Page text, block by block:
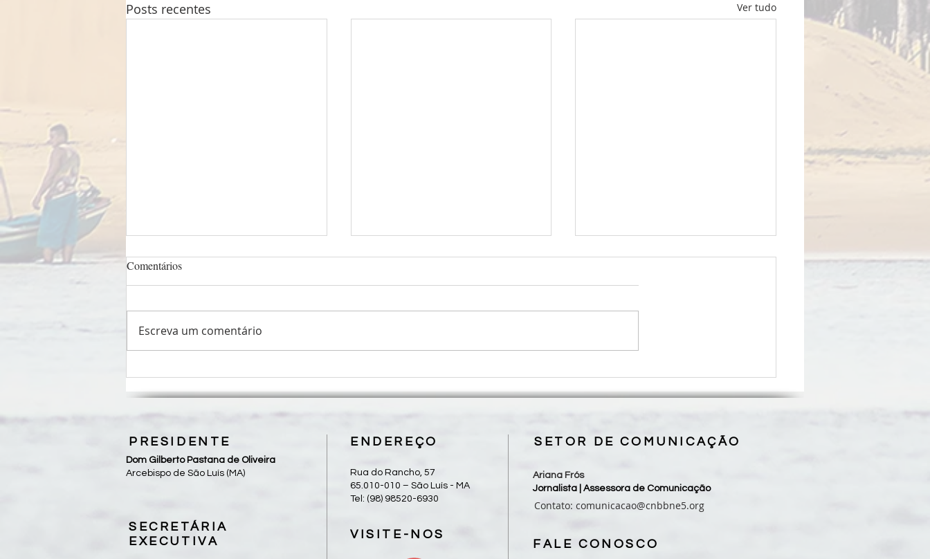
Posts recentes Ver tudo
Fórum Nacional da CEPAST-
Peregrinação Diocesana de Frei
Jubileu pelos 50 anos de missão
Comentários
Escreva um comentário
PRESIDENTE
Dom Gilberto Pastana de Oliveira
Arcebispo de São Luís (MA)
SECRETÁRIA
EXECUTIVA
ENDEREÇO
Rua do Rancho, 57
65.010-010 – São Luís - MA
Tel: (98) 98520-6930
VISITE-NOS
SETOR DE COMUNICAÇÃO
Contato: comunicacao@cnbbne5.org
Ariana Frós
Jornalista | Assessora de Comunicação
FALE CONOSCO